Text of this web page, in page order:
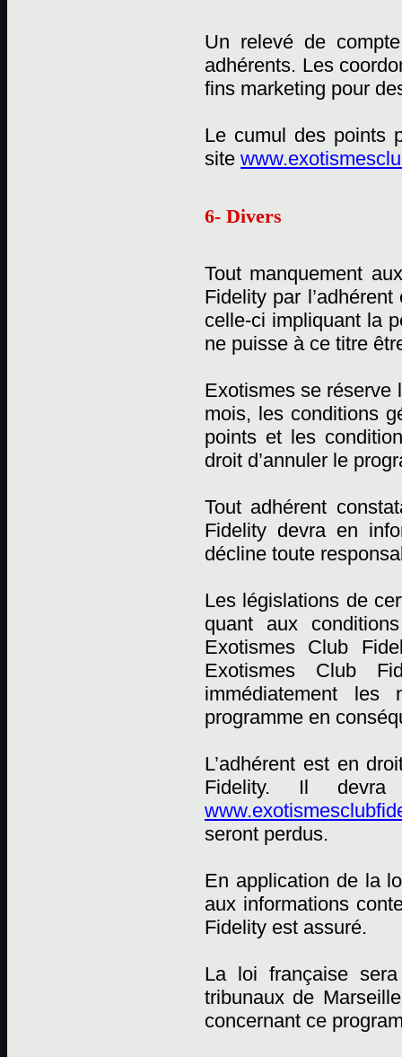
Un relevé de
adhérents. Les
fins marketing pour
Le cumul des points
site
6- Divers
Tout manquement
Fidelity par
celle-ci impliquant la
ne puisse à ce titre
Exotismes se réserve
mois, les conditions
points et les
droit d’annuler le
Tout adhérent
Fidelity devra en
décline toute
Les législations de
quant aux
Exotismes Club
Exotismes Club
immédiatement
programme en
L’adhérent est en
Fidelity. Il
seront perdus.
En application de la
aux informations
Fidelity est assuré.
La loi française
tribunaux de
concernant ce